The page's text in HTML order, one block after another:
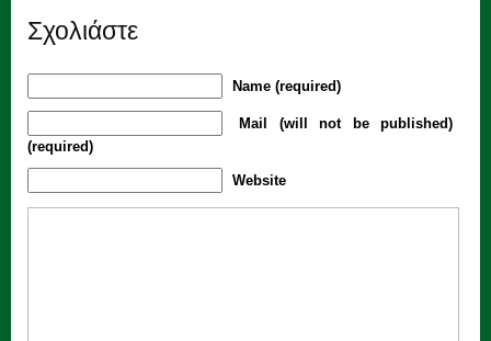
Σχολιάστε
Name (required)
Mail (will not be published)
(required)
Website